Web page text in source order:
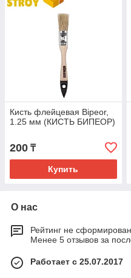
Кисть флейцевая Bipeor,
1.25 мм (КИСТЬ БИПЕОР)
200 ₸
Купить
О нас
Рейтинг не сформирован
Менее 5 отзывов за
Работает с 25.07.2017